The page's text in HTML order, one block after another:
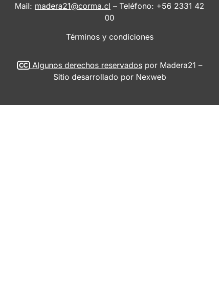
Mail: madera21@corma.cl – Teléfono: +56 2331 42
00
Términos y condiciones
Algunos derechos reservadospor Madera21 –
Sitio desarrollado por Nexweb